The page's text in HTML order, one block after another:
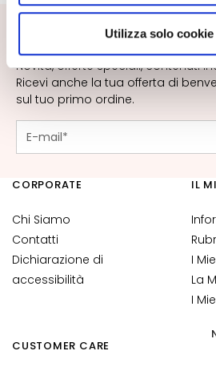
utilizzati dal sito. Cliccando su
scegliere, in modo più granulare,
Utilizza solo
a
t
i
M
a
s
c
e
e
d
E
o
ISCRIVITI ALLA
Novità, offerte speciali, contenuti
Ricevi anche la tua offerta di
sul tuo primo ordine.
CORPORATE
Chi Siamo
Contatti
Dichiarazione di
accessibilità
CUSTOMER CARE
IL
I
La
I